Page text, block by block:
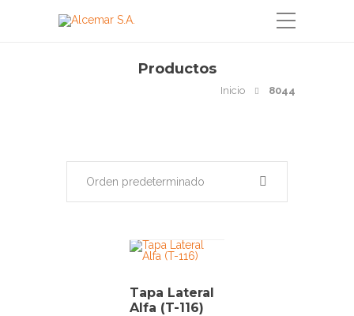
Productos
Inicio 8044
Orden predeterminado
Tapa Lateral
Alfa (T-116)